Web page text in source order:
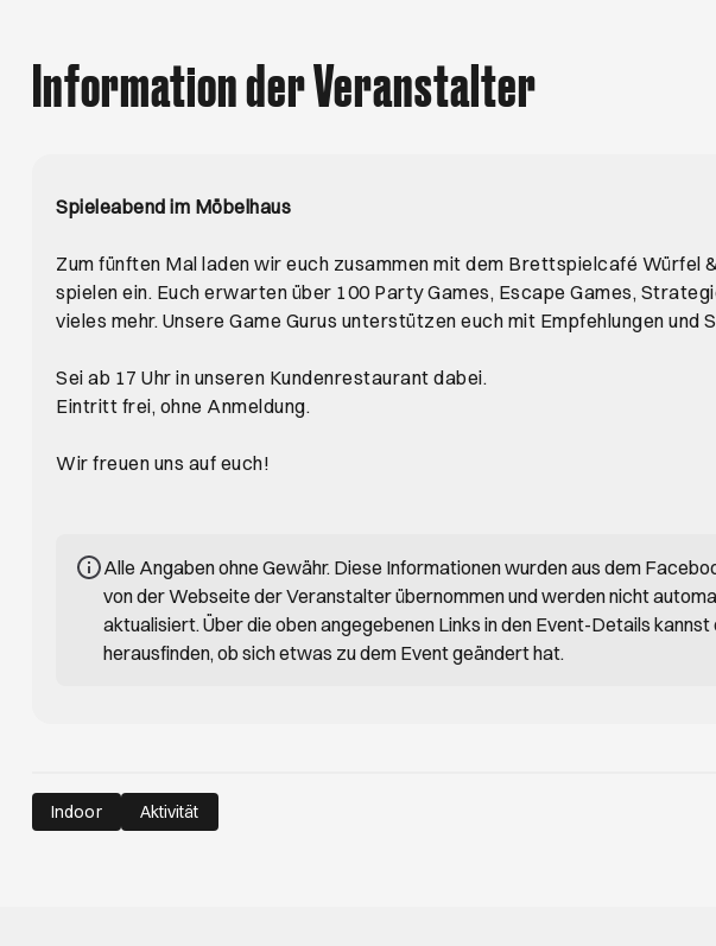
Information der Veranstalter
Spieleabend im Möbelhaus
Zum fünften Mal laden wir euch zusammen mit dem Brettspielcafé Würfel
spielen ein. Euch erwarten über 100 Party Games, Escape Games,
vieles mehr. Unsere Game Gurus unterstützen euch mit Empfehlungen und
Sei ab 17 Uhr in unseren Kundenrestaurant dabei.
Eintritt frei, ohne Anmeldung.
Wir freuen uns auf euch!
Alle Angaben ohne Gewähr. Diese Informationen wurden aus dem
von der Webseite der Veranstalter übernommen und werden nicht
aktualisiert. Über die oben angegebenen Links in den Event-Details kannst
herausfinden, ob sich etwas zu dem Event geändert hat.
Indoor Aktivität